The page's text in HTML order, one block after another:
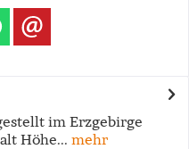
im Erzgebirge
Höhe... mehr